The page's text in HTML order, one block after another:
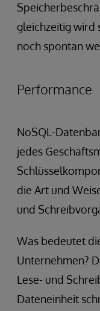
gleichzeitig wird
noch spontan
Performance
NoSQL-
jedes
die Art und
und
Was bedeutet
Unternehmen?
Lese- und
Dateneinheit